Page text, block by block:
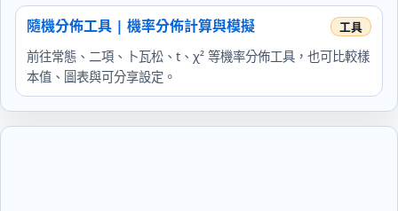
隨機分佈工具 | 機率分佈計算與模擬
前往常態、二項、卜瓦松、t、χ² 等機率分佈工具，也可比較樣
本值、圖表與可分享設定。